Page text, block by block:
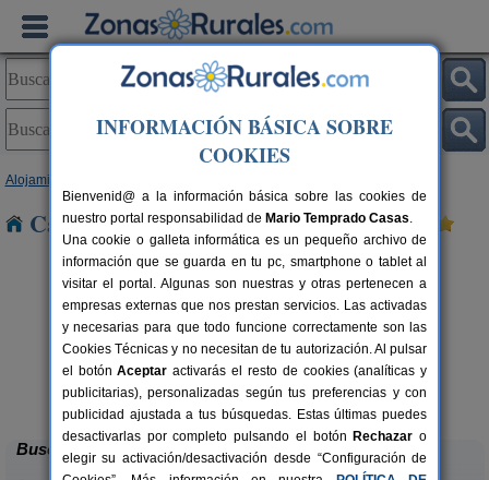
Alojamientos
Casas Rurales cerca de Munilla
8+6 pers.
desde25 €
Casa Rural Cerro de Mirabel
Grañón (La Rioja)
Buscar
INFORMACIÓN BÁSICA SOBRE
COOKIES
Bienvenid@ a la información básica sobre las cookies de
nuestro portal responsabilidad de Mario Temprado Casas.
Una cookie o galleta informática es un pequeño archivo de
información que se guarda en tu pc, smartphone o tablet al
visitar el portal. Algunas son nuestras y otras pertenecen a
empresas externas que nos prestan servicios. Las activadas
y necesarias para que todo funcione correctamente son las
Cookies Técnicas y no necesitan de tu autorización. Al pulsar
el botónAceptar activarás el resto de cookies (analíticas y
publicitarias), personalizadas según tus preferencias y con
publicidad ajustada a tus búsquedas. Estas últimas puedes
desactivarlas por completo pulsando el botón Rechazar o
elegir su activación/desactivación desde “Configuración de